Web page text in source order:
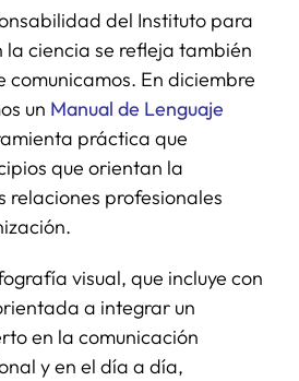
del Instituto para
la ciencia se refleja también
comunicamos. En diciembre
un Manual de Lenguaje
práctica que
que orientan la
relaciones profesionales
visual, que incluye con
a integrar un
en la comunicación
y en el día a día,